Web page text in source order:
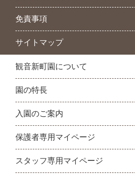
免責事項
サイトマップ
観音新町園について
園の特長
入園のご案内
保護者専用マイページ
スタッフ専用マイページ